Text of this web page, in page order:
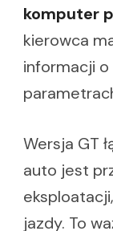
komputer
kierowca
informacji
Wersja GT
auto jest
jazdy. To